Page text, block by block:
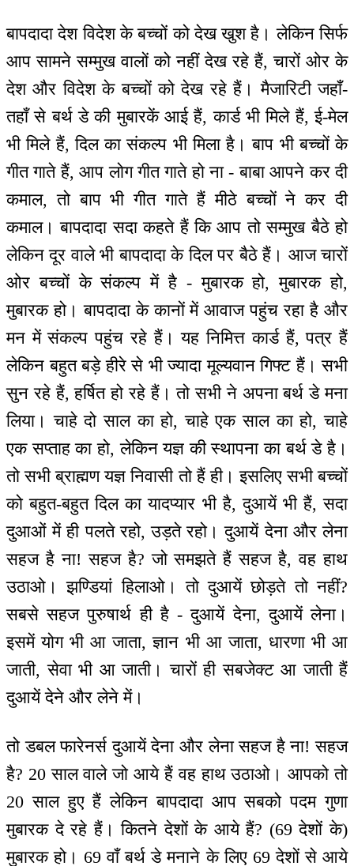
बापदादा देश विदेश के बच्चों को देख खुश है। लेकिन सिर्फ
आप सामने सम्मुख वालों को नहीं देख रहे हैं, चारों ओर के
देश और विदेश के बच्चों को देख रहे हैं। मैजारिटी जहाँ-
तहाँ से बर्थ डे की मुबारकें आई हैं, कार्ड भी मिले हैं, ई-मेल
भी मिले हैं, दिल का संकल्प भी मिला है। बाप भी बच्चों के
गीत गाते हैं, आप लोग गीत गाते हो ना - बाबा आपने कर दी
कमाल, तो बाप भी गीत गाते हैं मीठे बच्चों ने कर दी
कमाल। बापदादा सदा कहते हैं कि आप तो सम्मुख बैठे हो
लेकिन दूर वाले भी बापदादा के दिल पर बैठे हैं। आज चारों
ओर बच्चों के संकल्प में है - मुबारक हो, मुबारक हो,
मुबारक हो। बापदादा के कानों में आवाज पहुंच रहा है और
मन में संकल्प पहुंच रहे हैं। यह निमित्त कार्ड हैं, पत्र हैं
लेकिन बहुत बड़े हीरे से भी ज्यादा मूल्यवान गिफ्ट हैं। सभी
सुन रहे हैं, हर्षित हो रहे हैं। तो सभी ने अपना बर्थ डे मना
लिया। चाहे दो साल का हो, चाहे एक साल का हो, चाहे
एक सप्ताह का हो, लेकिन यज्ञ की स्थापना का बर्थ डे है।
तो सभी ब्राह्मण यज्ञ निवासी तो हैं ही। इसलिए सभी बच्चों
को बहुत-बहुत दिल का यादप्यार भी है, दुआयें भी हैं, सदा
दुआओं में ही पलते रहो, उड़ते रहो। दुआयें देना और लेना
सहज है ना! सहज है? जो समझते हैं सहज है, वह हाथ
उठाओ। झण्डियां हिलाओ। तो दुआयें छोड़ते तो नहीं?
सबसे सहज पुरुषार्थ ही है - दुआयें देना, दुआयें लेना।
इसमें योग भी आ जाता, ज्ञान भी आ जाता, धारणा भी आ
जाती, सेवा भी आ जाती। चारों ही सबजेक्ट आ जाती हैं
दुआयें देने और लेने में।
तो डबल फारेनर्स दुआयें देना और लेना सहज है ना! सहज
है? 20 साल वाले जो आये हैं वह हाथ उठाओ। आपको तो
20 साल हुए हैं लेकिन बापदादा आप सबको पदम गुणा
मुबारक दे रहे हैं। कितने देशों के आये हैं? (69 देशों के)
मुबारक हो। 69 वाँ बर्थ डे मनाने के लिए 69 देशों से आये